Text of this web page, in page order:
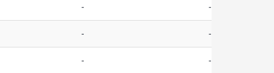
- -
- -
- -